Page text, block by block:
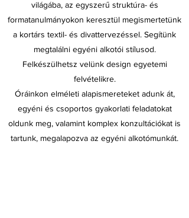
világába, az egyszerű struktúra- és
formatanulmányokon keresztül megismertetünk
a kortárs textil- és divattervezéssel. Segítünk
megtalálni egyéni alkotói stílusod.
Felkészülhetsz velünk design egyetemi
felvételikre.
Óráinkon elméleti alapismereteket adunk át,
egyéni és csoportos gyakorlati feladatokat
oldunk meg, valamint komplex konzultációkat is
tartunk, megalapozva az egyéni alkotómunkát.